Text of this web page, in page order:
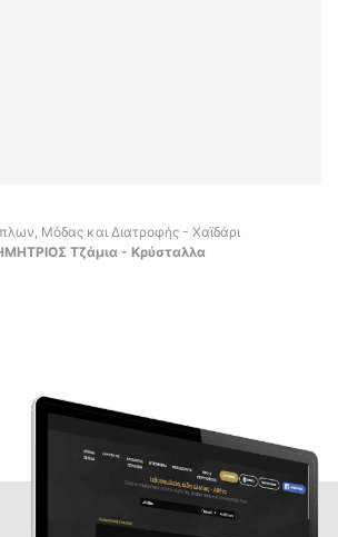
Μόδας και Διατροφής - Χαϊδάρι
Τζάμια - Κρύσταλλα